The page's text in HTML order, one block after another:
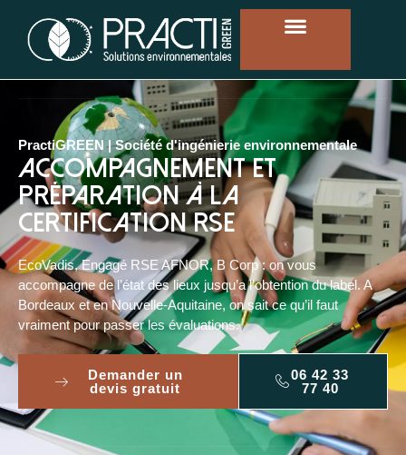
PractiGREEN | Société d'ingénierie environnementale
Accompagnement et
préparation à la
certification RSE
EcoVadis, Engagé RSE AFNOR, B Corp : on vous
accompagne de l’état des lieux jusqu’a l’obtention du label. A
Bordeaux et en Nouvelle-Aquitaine, on sait ce qu’il faut
vraiment pour passer les évaluations.
Demander un
devis gratuit
06 42 33
77 40